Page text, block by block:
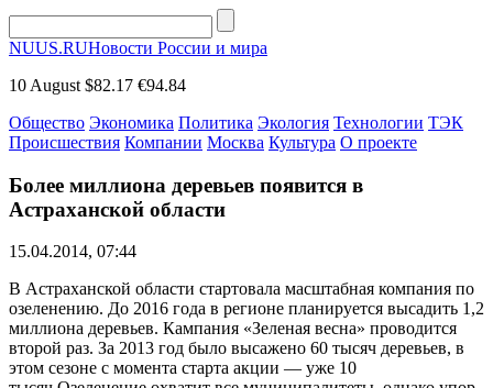
NUUS.RUНовости России и мира
10 August $82.17 €94.84
Общество Экономика Политика Экология Технологии ТЭК
Происшествия Компании Москва Культура О проекте
Более миллиона деревьев появится в
Астраханской области
15.04.2014, 07:44
В Астраханской области стартовала масштабная компания по
озеленению. До 2016 года в регионе планируется высадить 1,2
миллиона деревьев. Кампания «Зеленая весна» проводится
второй раз. За 2013 год было высажено 60 тысяч деревьев, в
этом сезоне с момента старта акции — уже 10